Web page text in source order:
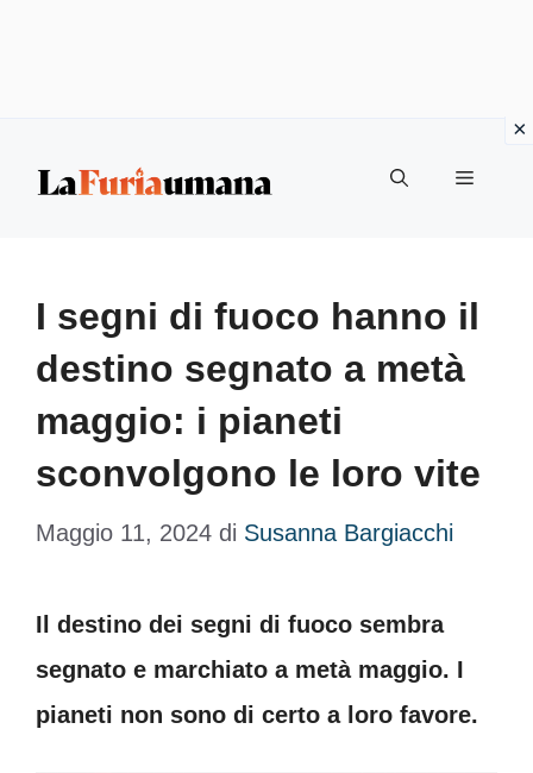
Menu
I segni di fuoco hanno il
destino segnato a metà
maggio: i pianeti
sconvolgono le loro vite
Maggio 11, 2024 di Susanna Bargiacchi
Il destino dei segni di fuoco sembra
segnato e marchiato a metà maggio. I
pianeti non sono di certo a loro favore.